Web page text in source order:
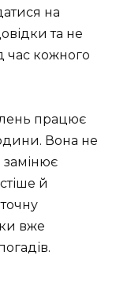
на
та не
час кожного
працює
Вона не
замінює
й
вже